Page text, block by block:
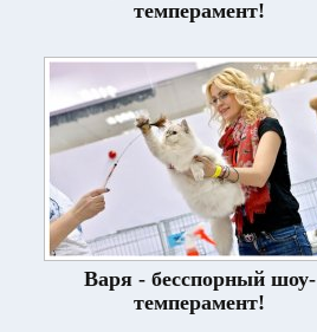
темперамент!
Варя - бесспорный шоу-
темперамент!